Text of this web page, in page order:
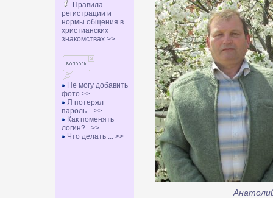
Правила
регистрации и
нормы общения в
христианских
знакомствах >>
Не могу добавить
фото >>
Я потерял
пароль... >>
Как поменять
логин?.. >>
Что делать ... >>